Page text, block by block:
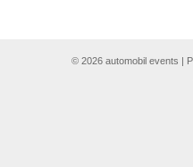
© 2026 automobil events |